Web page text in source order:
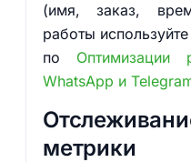
(имя, заказ,
работы
по Оптимизации
WhatsApp и
метрики